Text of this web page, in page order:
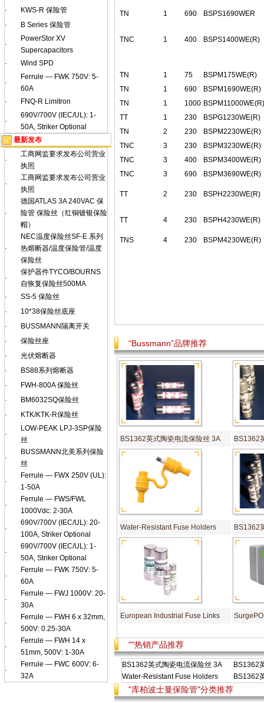
·
KWS-R 保险管
·
B Series 保险管
·
PowerStor XV
Supercapacitors
·
Wind SPD
·
Ferrule — FWK 750V: 5-
60A
·
FNQ-R Limitron
·
690V/700V (IEC/UL): 1-
50A, Striker Optional
最新发布
·
工商网监要求发布公司营业
执照
·
工商网监要求发布公司营业
执照
·
德国ATLAS 3A 240VAC 保
险管 保险丝（红铜镀银保险
帽）
·
NEC温度保险丝SF-E 系列
热熔断器/温度保险管/温度
保险丝
·
保护器件TYCO/BOURNS
自恢复保险丝500MA
·
SS-5 保险丝
·
10*38保险丝底座
·
BUSSMANN隔离开关
·
保险丝座
·
光伏熔断器
·
BS88系列熔断器
·
FWH-800A 保险丝
·
BM6032SQ保险丝
·
KTK/KTK-R保险丝
·
LOW-PEAK LPJ-3SP保险
丝
·
BUSSMANN北美系列保险
丝
·
Ferrule — FWX 250V (UL):
1-50A
·
Ferrule — FWS/FWL
1000Vdc: 2-30A
·
690V/700V (IEC/UL): 20-
100A, Striker Optional
·
690V/700V (IEC/UL): 1-
50A, Striker Optional
·
Ferrule — FWK 750V: 5-
60A
·
Ferrule — FWJ 1000V: 20-
30A
·
Ferrule — FWH 6 x 32mm,
500V: 0.25-30A
·
Ferrule — FWH 14 x
51mm, 500V: 1-30A
·
Ferrule — FWC 600V: 6-
32A
TN 1 690 BSPS1690WER
TNC 1 400 BSPS1400WE(R)
TN 1 75
BSPM175WE(R)
TN
1 690
BSPM1690WE(R)
TN
1 1000 BSPM11000WE(R)
TT
1 230
BSPG1230WE(R)
TN
2 230
BSPM2230WE(R)
TNC
3 230
BSPM3230WE(R)
TNC
3 400
BSPM3400WE(R)
TNC
3 690 BSPM3690WE(R)
TT 2 230 BSPH2230WE(R)
TT 4 230 BSPH4230WE(R)
TNS 4 230 BSPM4230WE(R)
“Bussmann”品牌推荐
BS1362英式陶瓷电流保险丝 3A BS1362
Water-Resistant Fuse Holders BS1362
European Industrial Fuse Links
""热销产品推荐
BS1362英式陶瓷电流保险丝 3A
BS1362
Water-Resistant Fuse Holders
BS1362
"库柏波士曼保险管"分类推荐